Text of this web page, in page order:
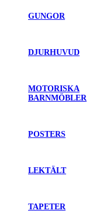
GUNGOR
DJURHUVUD
MOTORISKA
BARNMÖBLER
POSTERS
LEKTÄLT
TAPETER